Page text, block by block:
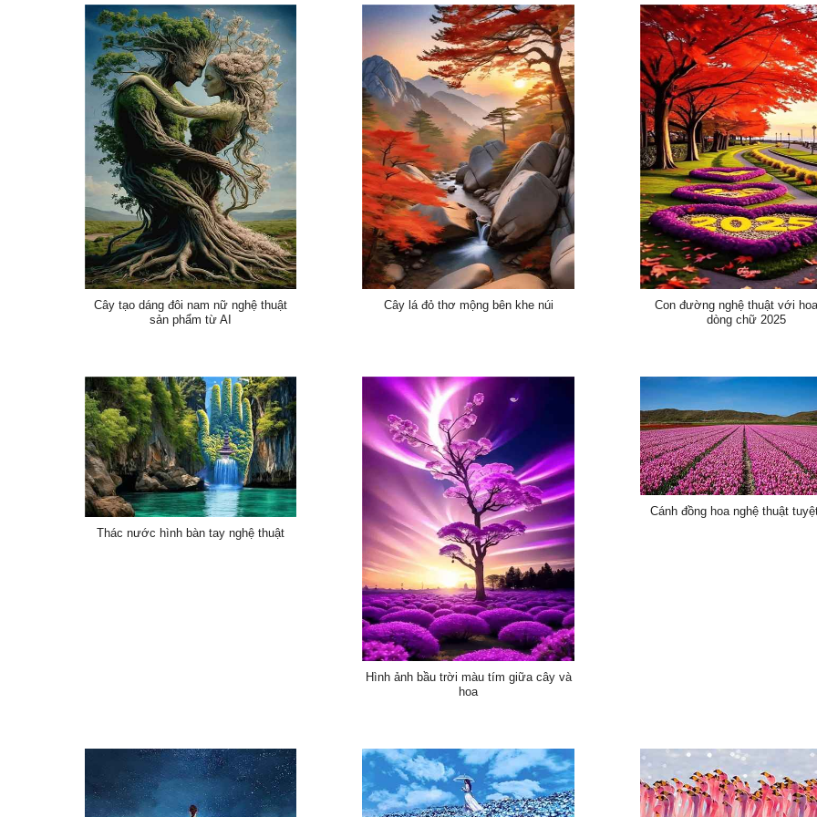
Cây tạo dáng đôi nam nữ nghệ thuật
sản phẩm từ AI
Cây lá đỏ thơ mộng bên khe núi
Con đường nghệ thuật với
dòng chữ 2025
Thác nước hình bàn tay nghệ thuật
Hình ảnh bầu trời màu tím giữa cây và
hoa
Cánh đồng hoa nghệ thuật